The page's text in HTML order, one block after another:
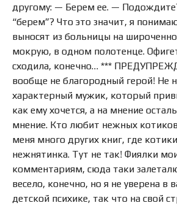
другому: — Берем ее. —
“берем”? Что это значит, я
выносят из больницы на
мокрую, в одном полотенце.
сходила, конечно… ***
вообще не благородный герой! Не
характерный мужик, который
как ему хочется, а на мнение
мнение. Кто любит нежных
меня много других книг, где
нежнятинка. Тут не так! Фиялки
комментариям, сюда таки
весело, конечно, но я не уверена в
детской психике, так что на свой